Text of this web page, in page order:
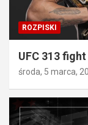
ROZPISKI
UFC 313
środa, 5 marca,